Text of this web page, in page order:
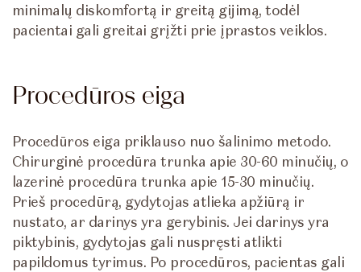
minimalų diskomfortą ir greitą gijimą, todėl
pacientai gali greitai grįžti prie įprastos veiklos.
Procedūros eiga
Procedūros eiga priklauso nuo šalinimo metodo.
Chirurginė procedūra trunka apie 30-60 minučių, o
lazerinė procedūra trunka apie 15-30 minučių.
Prieš procedūrą, gydytojas atlieka apžiūrą ir
nustato, ar darinys yra gerybinis. Jei darinys yra
piktybinis, gydytojas gali nuspręsti atlikti
papildomus tyrimus. Po procedūros, pacientas gali